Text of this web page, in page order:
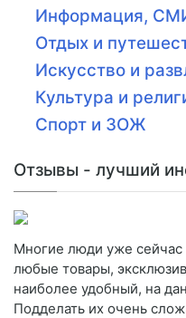
Информация,
Отдых и
Искусство и
Культура и
Спорт и ЗОЖ
Отзывы - лучший
Многие люди уже сейчас
любые товары,
наиболее удобный, на
Подделать их очень